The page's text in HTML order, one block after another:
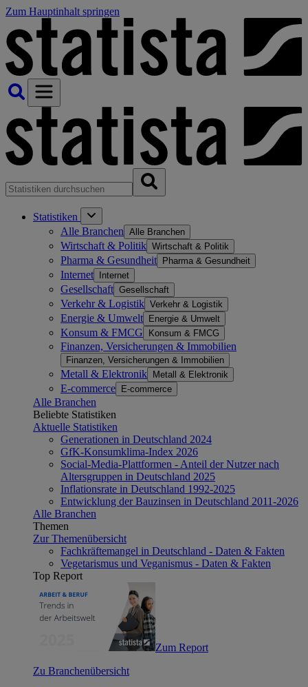
Zum Hauptinhalt springen
Statistiken
Alle Branchen Alle Branchen
Wirtschaft & Politik Wirtschaft & Politik
Pharma & Gesundheit Pharma & Gesundheit
Internet Internet
Gesellschaft Gesellschaft
Verkehr & Logistik Verkehr & Logistik
Energie & Umwelt Energie & Umwelt
Konsum & FMCG Konsum & FMCG
Finanzen, Versicherungen & Immobilien
Finanzen, Versicherungen & Immobilien
Metall & Elektronik Metall & Elektronik
E-commerce E-commerce
Alle Branchen
Beliebte Statistiken
Aktuelle Statistiken
Generationen in Deutschland 2024
GfK-Konsumklima-Index 2026
Social-Media-Plattformen - Anteil der Nutzer nach
Altersgruppen in Deutschland 2025
Inflationsrate in Deutschland 1992-2025
Entwicklung der Bauzinsen in Deutschland 2011-2026
Alle Branchen
Themen
Zur Themenübersicht
Fachkräftemangel in Deutschland - Daten & Fakten
Vegetarismus und Veganismus - Daten & Fakten
Top Report
Zum Report
Zu Branchenübersicht